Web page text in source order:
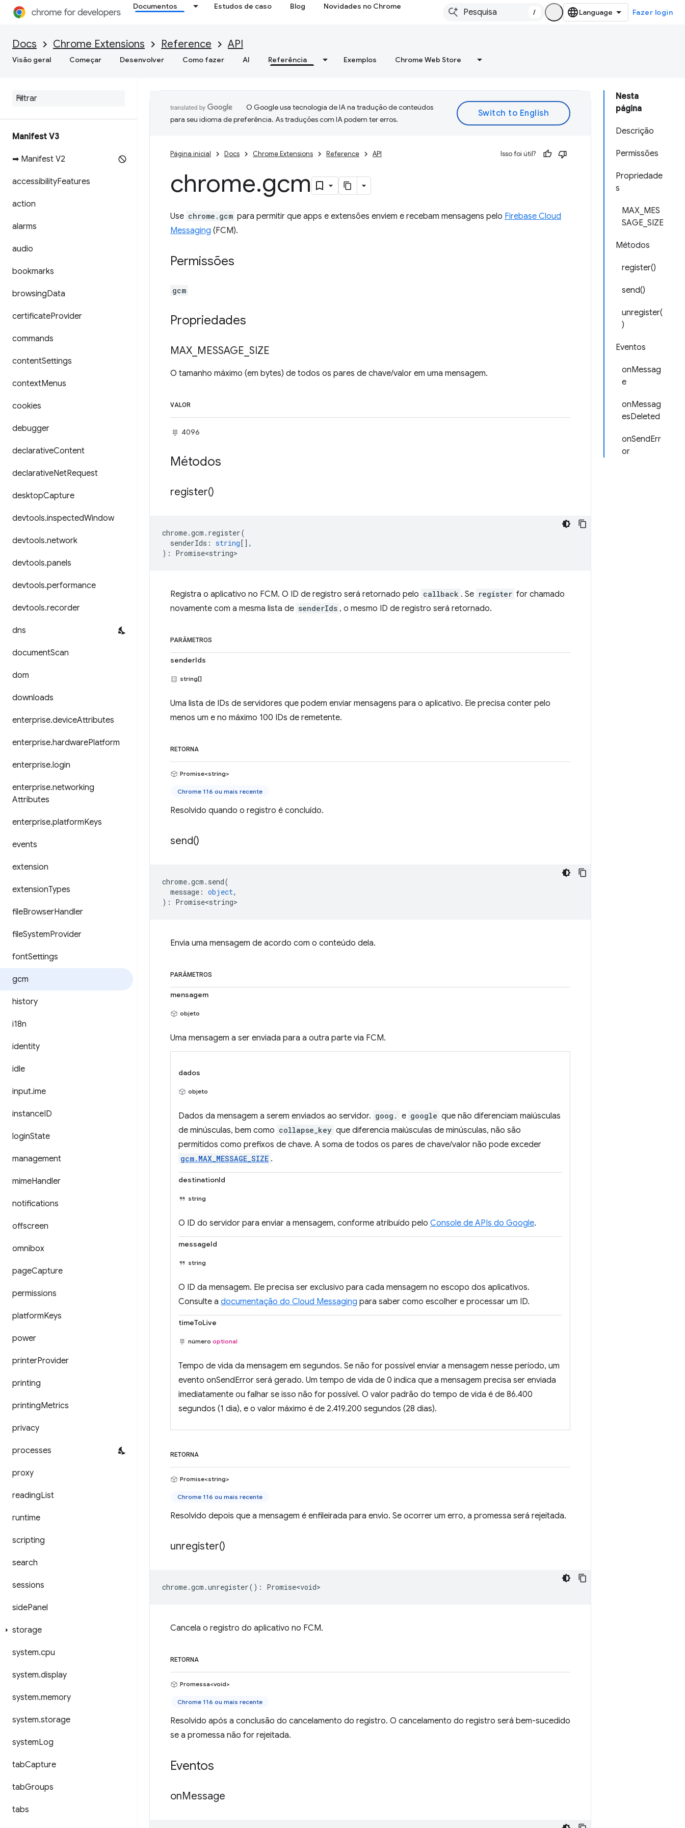
Documentos Estudos de caso Blog Novidades no Chrome
/ Fazer login
Docs Chrome Extensions Reference API
Visão geral Começar Desenvolver Como fazer AI Referência Exemplos Chrome Web Store
Manifest V3
➡ Manifest V2
accessibilityFeatures
action
alarms
audio
bookmarks
browsingData
certificateProvider
commands
contentSettings
contextMenus
cookies
debugger
declarativeContent
declarativeNetRequest
desktopCapture
devtools.inspectedWindow
devtools.network
devtools.panels
devtools.performance
devtools.recorder
dns
documentScan
dom
downloads
enterprise.deviceAttributes
enterprise.hardwarePlatform
enterprise.login
enterprise.networking
Attributes
enterprise.platformKeys
events
extension
extensionTypes
fileBrowserHandler
fileSystemProvider
fontSettings
gcm
history
i18n
identity
idle
input.ime
instanceID
loginState
management
mimeHandler
notifications
offscreen
omnibox
pageCapture
permissions
platformKeys
power
printerProvider
printing
printingMetrics
privacy
processes
proxy
readingList
runtime
scripting
search
sessions
sidePanel
storage
system.cpu
system.display
system.memory
system.storage
systemLog
tabCapture
tabGroups
tabs
Nesta
página
Descrição
Permissões
Propriedade
s
MAX_MES
SAGE_SIZE
Métodos
register()
send()
unregister(
)
Eventos
onMessag
e
onMessag
esDeleted
onSendErr
or
O Google usa tecnologia de IA na tradução de conteúdos
para seu idioma de preferência. As traduções com IA podem ter erros.
Página inicial Docs Chrome Extensions Reference API Isso foi útil?
chrome.gcm
Use chrome.gcm para permitir que apps e extensões enviem e recebam mensagens pelo Firebase Cloud
Messaging (FCM).
Permissões
gcm
Propriedades
MAX MESSAGE SIZE
O tamanho máximo (em bytes) de todos os pares de chave/valor em uma mensagem.
VALOR
4096
Métodos
register()
chrome.gcm . register(
senderIds : string[],
) : Promise<string>
Registra o aplicativo no FCM. O ID de registro será retornado pelo callback . Se register for chamado
novamente com a mesma lista de senderIds , o mesmo ID de registro será retornado.
PARÂMETROS
senderIds
string[]
Uma lista de IDs de servidores que podem enviar mensagens para o aplicativo. Ele precisa conter pelo
menos um e no máximo 100 IDs de remetente.
RETORNA
Promise<string>
Chrome 116 ou mais recente
Resolvido quando o registro é concluído.
send()
chrome.gcm . send(
message : object,
) : Promise<string>
Envia uma mensagem de acordo com o conteúdo dela.
PARÂMETROS
mensagem
objeto
Uma mensagem a ser enviada para a outra parte via FCM.
dados
objeto
Dados da mensagem a serem enviados ao servidor. goog. e google que não diferenciam maiúsculas
de minúsculas, bem como collapse_key que diferencia maiúsculas de minúsculas, não são
permitidos como prefixos de chave. A soma de todos os pares de chave/valor não pode exceder
gcm.MAX_MESSAGE_SIZE .
destinationId
string
O ID do servidor para enviar a mensagem, conforme atribuído pelo Console de APIs do Google.
messageId
string
O ID da mensagem. Ele precisa ser exclusivo para cada mensagem no escopo dos aplicativos.
Consulte a documentação do Cloud Messaging para saber como escolher e processar um ID.
timeToLive
número optional
Tempo de vida da mensagem em segundos. Se não for possível enviar a mensagem nesse período, um
evento onSendError será gerado. Um tempo de vida de 0 indica que a mensagem precisa ser enviada
imediatamente ou falhar se isso não for possível. O valor padrão do tempo de vida é de 86.400
segundos (1 dia), e o valor máximo é de 2.419.200 segundos (28 dias).
RETORNA
Promise<string>
Chrome 116 ou mais recente
Resolvido depois que a mensagem é enfileirada para envio. Se ocorrer um erro, a promessa será rejeitada.
unregister()
chrome.gcm .unregister() : Promise<void>
Cancela o registro do aplicativo no FCM.
RETORNA
Promessa<void>
Chrome 116 ou mais recente
Resolvido após a conclusão do cancelamento do registro. O cancelamento do registro será bem-sucedido
se a promessa não for rejeitada.
Eventos
onMessage